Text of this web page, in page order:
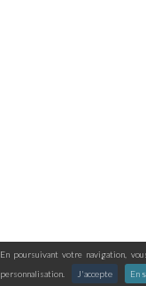
En poursuivant votre navigation,
personnalisation.
J'accepte En